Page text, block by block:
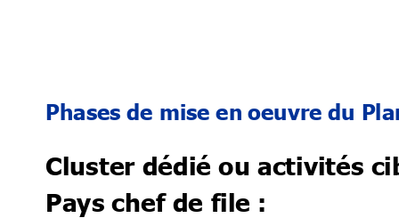
Phases de mise en oeuvre du
Cluster dédié ou activités
Pays chef de file :